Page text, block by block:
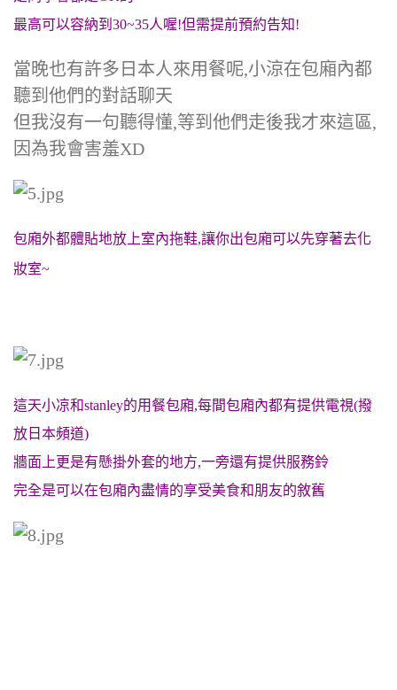
最高可以容納到30~35人喔!但需提前預約告知!
當晚也有許多日本人來用餐呢,小涼在包廂內都
聽到他們的對話聊天
但我沒有一句聽得懂,等到他們走後我才來這區,
因為我會害羞XD
包廂外都體貼地放上室內拖鞋,讓你出包廂可以先穿著去化
妝室~
這天小凉和stanley的用餐包廂,每間包廂內都有提供電視(撥
放日本頻道)
牆面上更是有懸掛外套的地方,一旁還有提供服務鈴
完全是可以在包廂內盡情的享受美食和朋友的敘舊